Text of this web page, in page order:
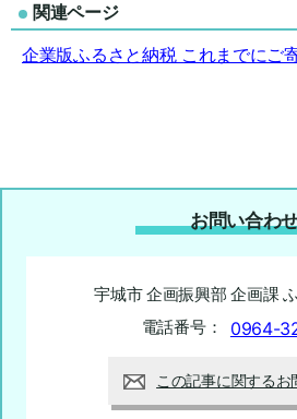
関連ページ
企業版ふるさと納税 これまでにご
お問い合わ
宇城市 企画振興部 企画課
電話番号：
0964-
この記事に関するお